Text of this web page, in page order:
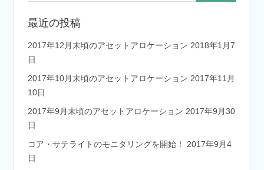
最近の投稿
2017年12月末頃のアセットアロケーション 2018年1月7
日
2017年10月末頃のアセットアロケーション 2017年11月
10日
2017年9月末頃のアセットアロケーション 2017年9月30
日
コア・サテライトのモニタリングを開始！
2017年9月4
日